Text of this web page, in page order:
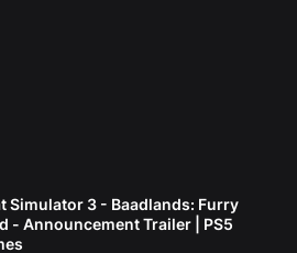
Simulator 3 - Baadlands: Furry
- Announcement Trailer | PS5